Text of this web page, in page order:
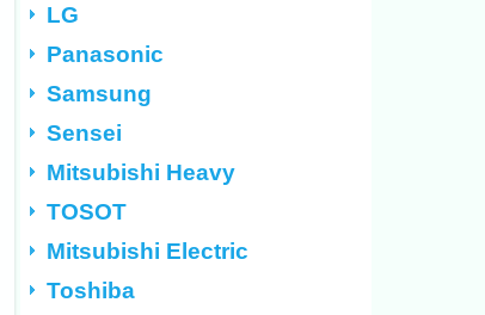
LG
Panasonic
Samsung
Sensei
Mitsubishi Heavy
TOSOT
Mitsubishi Electric
Toshiba